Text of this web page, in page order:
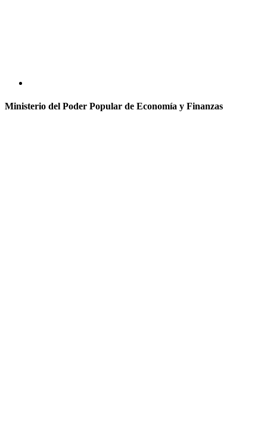
Ministerio del Poder Popular de Economía y Finanzas